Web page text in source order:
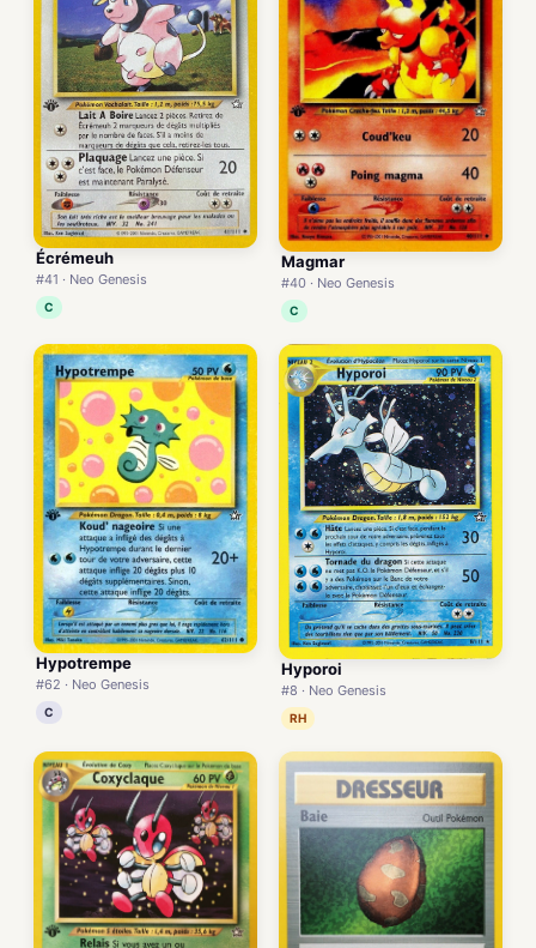
Écrémeuh
#41 · Neo Genesis
C
Magmar
#40 · Neo Genesis
C
Hypotrempe
#62 · Neo Genesis
C
Hyporoi
#8 · Neo Genesis
RH